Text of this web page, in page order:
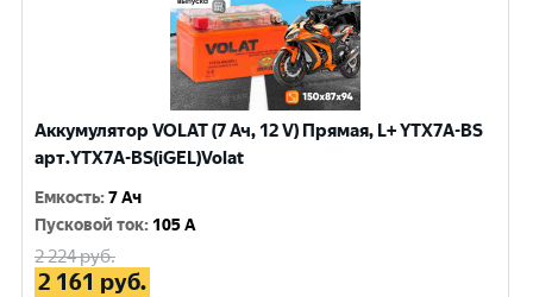
Аккумулятор VOLAT (7 Ач, 12 V) Прямая, L+ YTX7A-BS
арт.YTX7A-BS(iGEL)Volat
Емкость:7 Ач
Пусковой ток: 105 A
2 224руб.
2 161 руб.